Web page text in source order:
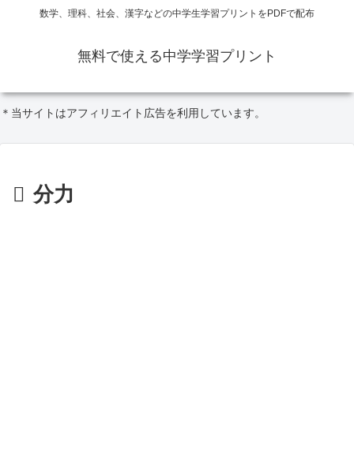
数学、理科、社会、漢字などの中学生学習プリントをPDFで配布
無料で使える中学学習プリント
＊当サイトはアフィリエイト広告を利用しています。
分力